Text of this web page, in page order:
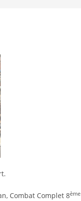
Combat Complet 8ème